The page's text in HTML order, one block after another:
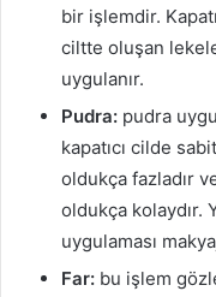
bir işlemdir.
ciltte oluşan
uygulanır.
Pudra: pudra
kapatıcı cilde
oldukça fazladır
oldukça kolaydır.
uygulaması
Far: bu işlem